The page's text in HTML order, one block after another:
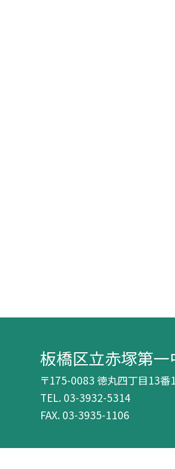
板橋区立赤塚第一
〒175-0083 徳丸四丁目13番
TEL. 03-3932-5314
FAX. 03-3935-1106